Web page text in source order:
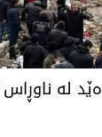
لە ناوڕاس
سوریا بەرزەو